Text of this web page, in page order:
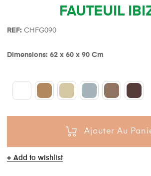
FAUTEUIL
REF: CHFG090
Dimensions: 62 x 60 x 90 Cm
Ajouter Au
Add to wishlist